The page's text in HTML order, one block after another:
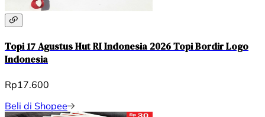
Topi 17 Agustus Hut RI Indonesia 2026 Topi Bordir Logo
Indonesia
Rp17.600
Beli di Shopee